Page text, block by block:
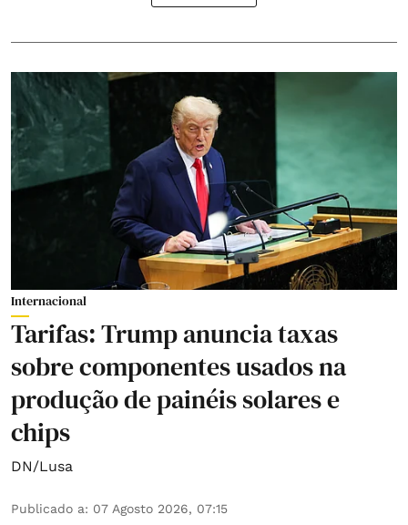
Internacional
Tarifas: Trump anuncia taxas
sobre componentes usados na
produção de painéis solares e
chips
DN/Lusa
Publicado a: 07 Agosto 2026, 07:15